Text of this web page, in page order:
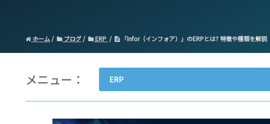
ホーム ブログ ERP 「Infor（インフォア）」のERPとは? 特徴や種類を解説
メニュー： ERP